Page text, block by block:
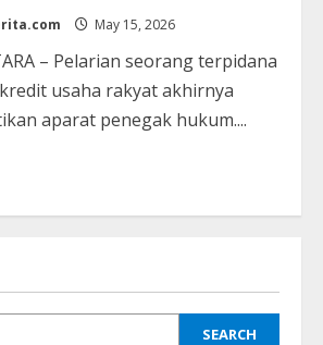
May 15, 2026
– Pelarian seorang terpidana
usaha rakyat akhirnya
aparat penegak hukum....
SEARCH